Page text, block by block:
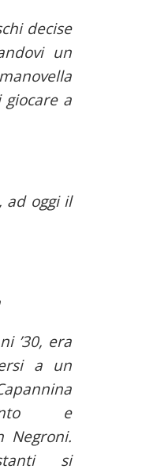
decise
un
a
ad oggi il
’30, era
a un
e
Negroni.
si